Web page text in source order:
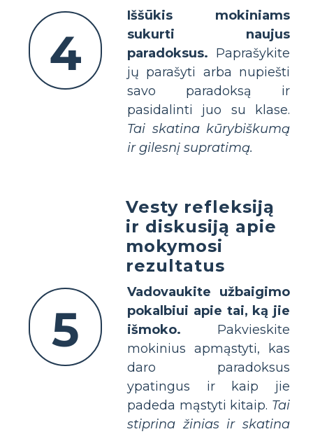
4
Iššūkis mokiniams
sukurti naujus
paradoksus. Paprašykite
jų parašyti arba nupiešti
savo paradoksą ir
pasidalinti juo su klase.
Tai skatina kūrybiškumą
ir gilesnį supratimą.
5
Vesty refleksiją
ir diskusiją apie
mokymosi
rezultatus
Vadovaukite užbaigimo
pokalbiui apie tai, ką jie
išmoko. Pakvieskite
mokinius apmąstyti, kas
daro paradoksus
ypatingus ir kaip jie
padeda mąstyti kitaip. Tai
stiprina žinias ir skatina